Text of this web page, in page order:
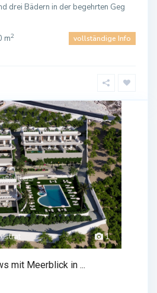
drei Bädern in der begehrten Geg
m2 vollständige Info
1
mit Meerblick in ...